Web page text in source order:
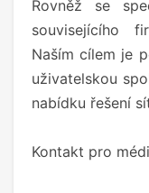
Rovněž se
souvisejícího
Naším cílem je
uživatelskou
nabídku řešení
Kontakt pro